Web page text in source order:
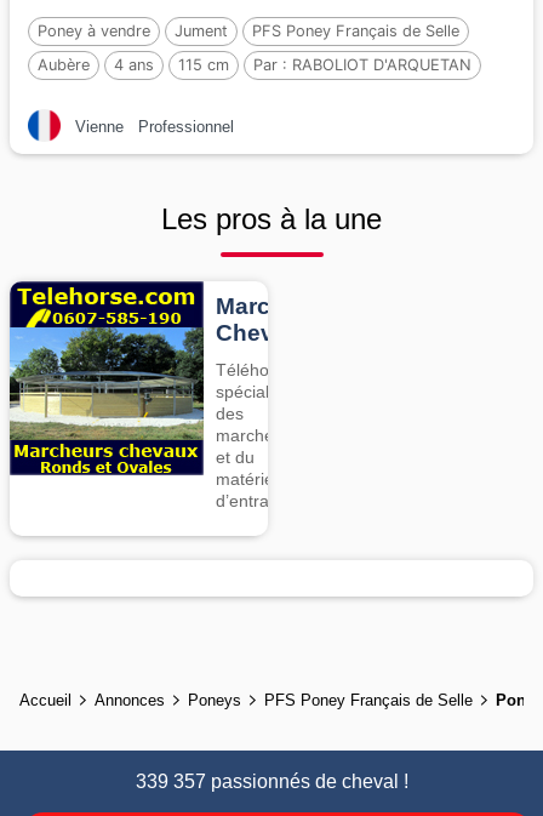
Poney à vendre Jument
PFS Poney Français de Selle
Aubère
4 ans 115 cm Par : RABOLIOT D'ARQUETAN
Vienne Professionnel
Les pros à la une
Marcheurs
Chevaux
Téléhorse,
spécialiste
des
marcheurs
et du
matériel
d’entrainement
Accueil Annonces Poneys PFS Poney Français de Selle Pony
339 357 passionnés de cheval !